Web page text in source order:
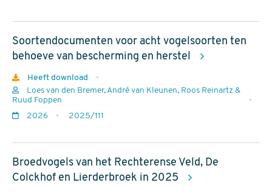
uitgave
Soortendocumenten voor acht vogelsoorten ten
behoeve van bescherming en herstel
Download
Heeft download
AuteursLoes van den Bremer, André van Kleunen, Roos Reinartz &
Ruud Foppen
Jaar2026
2025/111
Broedvogels van het Rechterense Veld, De
Colckhof en Lierderbroek in 2025